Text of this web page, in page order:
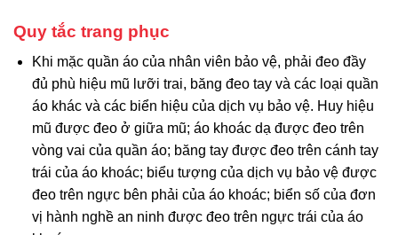
Quy tắc trang phục
Khi mặc quần áo của nhân viên bảo vệ, phải đeo đầy
đủ phù hiệu mũ lưỡi trai, băng đeo tay và các loại quần
áo khác và các biển hiệu của dịch vụ bảo vệ. Huy hiệu
mũ được đeo ở giữa mũ; áo khoác dạ được đeo trên
vòng vai của quần áo; băng tay được đeo trên cánh tay
trái của áo khoác; biểu tượng của dịch vụ bảo vệ được
đeo trên ngực bên phải của áo khoác; biển số của đơn
vị hành nghề an ninh được đeo trên ngực trái của áo